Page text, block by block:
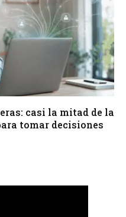
casi la mitad de la
tomar decisiones